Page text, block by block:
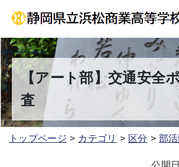
【アート部】交通安全
査
トップページ カテゴリ 区分 部
公開